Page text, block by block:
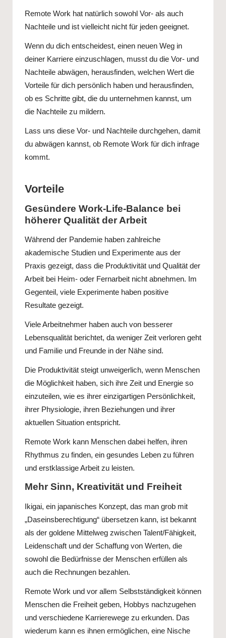
Remote Work hat natürlich sowohl Vor- als auch
Nachteile und ist vielleicht nicht für jeden geeignet.
Wenn du dich entscheidest, einen neuen Weg in
deiner Karriere einzuschlagen, musst du die Vor- und
Nachteile abwägen, herausfinden, welchen Wert die
Vorteile für dich persönlich haben und herausfinden,
ob es Schritte gibt, die du unternehmen kannst, um
die Nachteile zu mildern.
Lass uns diese Vor- und Nachteile durchgehen, damit
du abwägen kannst, ob Remote Work für dich infrage
kommt.
Vorteile
Gesündere Work-Life-Balance bei
höherer Qualität der Arbeit
Während der Pandemie haben zahlreiche
akademische Studien und Experimente aus der
Praxis gezeigt, dass die Produktivität und Qualität der
Arbeit bei Heim- oder Fernarbeit nicht abnehmen. Im
Gegenteil, viele Experimente haben positive
Resultate gezeigt.
Viele Arbeitnehmer haben auch von besserer
Lebensqualität berichtet, da weniger Zeit verloren geht
und Familie und Freunde in der Nähe sind.
Die Produktivität steigt unweigerlich, wenn Menschen
die Möglichkeit haben, sich ihre Zeit und Energie so
einzuteilen, wie es ihrer einzigartigen Persönlichkeit,
ihrer Physiologie, ihren Beziehungen und ihrer
aktuellen Situation entspricht.
Remote Work kann Menschen dabei helfen, ihren
Rhythmus zu finden, ein gesundes Leben zu führen
und erstklassige Arbeit zu leisten.
Mehr Sinn, Kreativität und Freiheit
Ikigai, ein japanisches Konzept, das man grob mit
„Daseinsberechtigung“ übersetzen kann, ist bekannt
als der goldene Mittelweg zwischen Talent/Fähigkeit,
Leidenschaft und der Schaffung von Werten, die
sowohl die Bedürfnisse der Menschen erfüllen als
auch die Rechnungen bezahlen.
Remote Work und vor allem Selbstständigkeit können
Menschen die Freiheit geben, Hobbys nachzugehen
und verschiedene Karrierewege zu erkunden. Das
wiederum kann es ihnen ermöglichen, eine Nische